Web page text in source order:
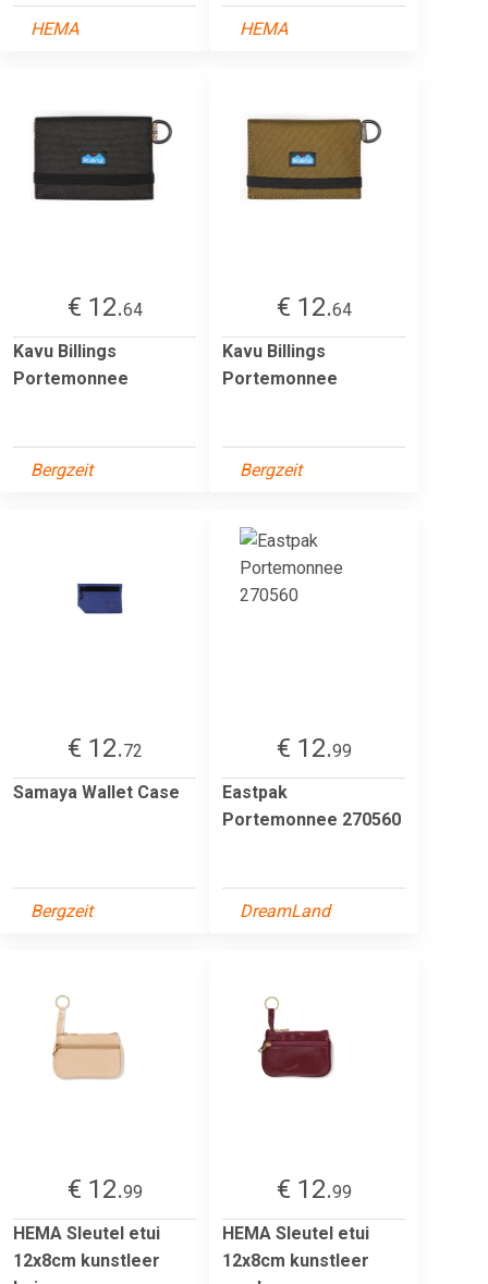
HEMA HEMA
€ 12.64
Kavu Billings
Portemonnee
Bergzeit
€ 12.64
Kavu Billings
Portemonnee
Bergzeit
€ 12.72
Samaya Wallet Case
Bergzeit
€ 12.99
Eastpak
Portemonnee 270560
DreamLand
€ 12.99
HEMA Sleutel etui
12x8cm kunstleer
€ 12.99
HEMA Sleutel etui
12x8cm kunstleer